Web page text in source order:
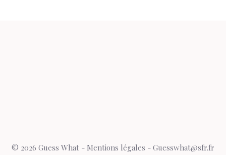
© 2026 Guess What - Mentions légales - Guesswhat@sfr.fr